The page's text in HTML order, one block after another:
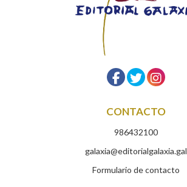
CONTACTO
986432100
galaxia@editorialgalaxia.gal
Formulario de contacto